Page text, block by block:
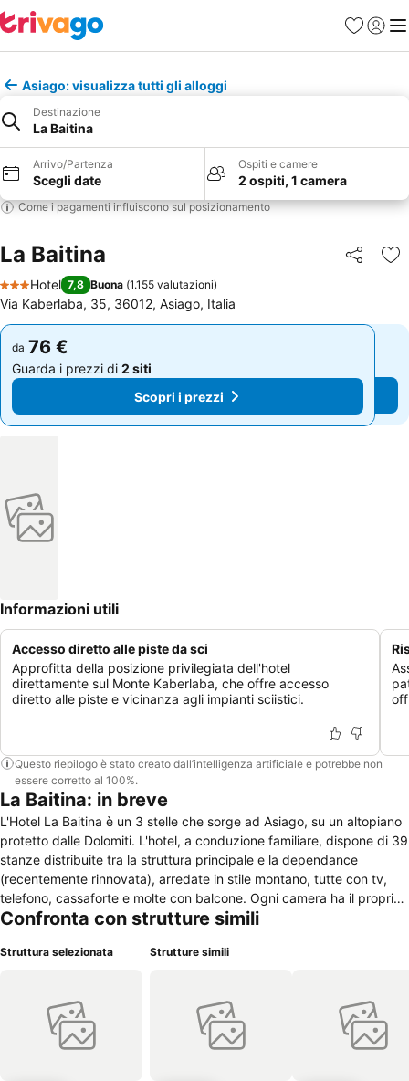
PreferitiAccedi
Asiago: visualizza tutti gli alloggi
Destinazione
La Baitina
Arrivo/Partenza
Scegli date
Ospiti e camere
2 ospiti, 1 camera
Come i pagamenti influiscono sul posizionamento
La Baitina Condividi
3 Stelle
Hotel 7,8 Buona (1.155 valutazioni)
Via Kaberlaba, 35, 36012, Asiago, Italia
da 76 €
Guarda i prezzi di 2 siti
Scopri i prezzi
da 76 €
Guarda i prezzi di 2 siti
Scopri i prezzi
Informazioni utili
Accesso diretto alle piste da sci
Approfitta della posizione privilegiata dell'hotel
direttamente sul Monte Kaberlaba, che offre accesso
diretto alle piste e vicinanza agli impianti sciistici.
Questo riepilogo è stato creato dall’intelligenza artificiale e potrebbe non
essere corretto al 100%.
La Baitina: in breve
L'Hotel La Baitina è un 3 stelle che sorge ad Asiago, su un altopiano
protetto dalle Dolomiti. L'hotel, a conduzione familiare, dispone di 39
stanze distribuite tra la struttura principale e la dependance
(recentemente rinnovata), arredate in stile montano, tutte con tv,
telefono, cassaforte e molte con balcone. Ogni camera ha il proprio
bagno privato, completamente accessoriato con articoli da toiletta
buffet. Nel 3 stelle troverai un ristorante nel quale potrai assaggiare
è presente una sauna finlandese per il tuo relax, invece per divertiti
troverai un salone discoteca. La struttura mette a disposizione
anche tre sale meeting, così se ne ha bisogno, potrai organizzare
Confronta con strutture simili
Struttura selezionata Strutture simili